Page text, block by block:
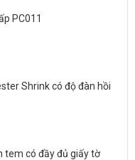
PC011
Shrink có độ đàn hồi
tem có đầy đủ giấy tờ